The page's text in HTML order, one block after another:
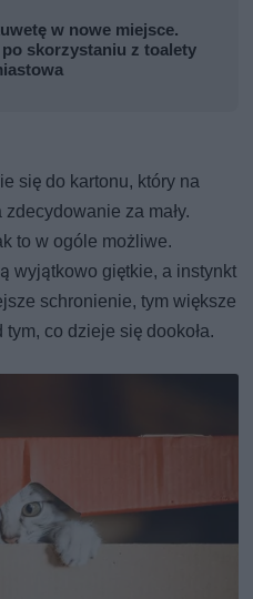
w nowe miejsce.
po skorzystaniu z toalety
się do kartonu, który na
za mały.
to w ogóle możliwe.
wyjątkowo giętkie, a instynkt
schronienie, tym większe
co dzieje się dookoła.